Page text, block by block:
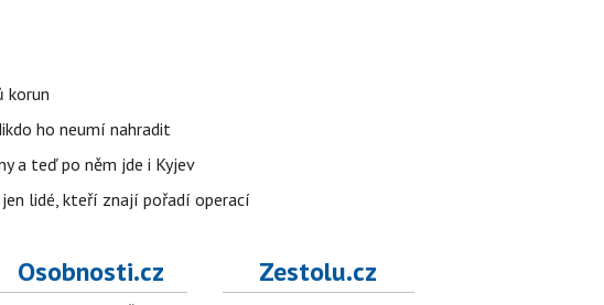
korun
ho neumí nahradit
a teď po něm jde i Kyjev
lidé, kteří znají pořadí operací
Osobnosti.cz Zestolu.cz